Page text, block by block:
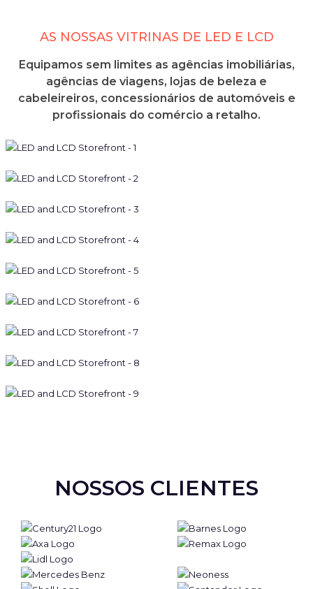
AS NOSSAS VITRINAS DE LED E LCD
Equipamos sem limites as agências imobiliárias,
agências de viagens, lojas de beleza e
cabeleireiros, concessionários de automóveis e
profissionais do comércio a retalho.
NOSSOS CLIENTES